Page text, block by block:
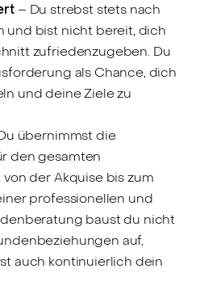
– Du strebst stets nach
und bist nicht bereit, dich
zufriedenzugeben. Du
als Chance, dich
und deine Ziele zu
übernimmst die
den gesamten
der Akquise bis zum
professionellen und
baust du nicht
auf,
auch kontinuierlich dein